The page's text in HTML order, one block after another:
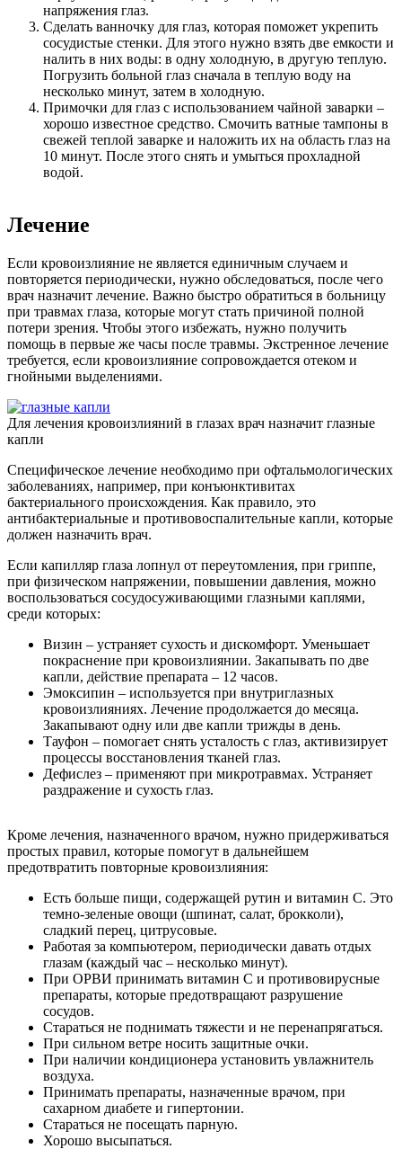
напряжения глаз.
Сделать ванночку для глаз, которая поможет укрепить
сосудистые стенки. Для этого нужно взять две емкости и
налить в них воды: в одну холодную, в другую теплую.
Погрузить больной глаз сначала в теплую воду на
несколько минут, затем в холодную.
Примочки для глаз с использованием чайной заварки –
хорошо известное средство. Смочить ватные тампоны в
свежей теплой заварке и наложить их на область глаз на
10 минут. После этого снять и умыться прохладной
водой.
Лечение
Если кровоизлияние не является единичным случаем и
повторяется периодически, нужно обследоваться, после чего
врач назначит лечение. Важно быстро обратиться в больницу
при травмах глаза, которые могут стать причиной полной
потери зрения. Чтобы этого избежать, нужно получить
помощь в первые же часы после травмы. Экстренное лечение
требуется, если кровоизлияние сопровождается отеком и
гнойными выделениями.
Для лечения кровоизлияний в глазах врач назначит глазные
капли
Специфическое лечение необходимо при офтальмологических
заболеваниях, например, при конъюнктивитах
бактериального происхождения. Как правило, это
антибактериальные и противовоспалительные капли, которые
должен назначить врач.
Если капилляр глаза лопнул от переутомления, при гриппе,
при физическом напряжении, повышении давления, можно
воспользоваться сосудосуживающими глазными каплями,
среди которых:
Визин – устраняет сухость и дискомфорт. Уменьшает
покраснение при кровоизлиянии. Закапывать по две
капли, действие препарата – 12 часов.
Эмоксипин – используется при внутриглазных
кровоизлияниях. Лечение продолжается до месяца.
Закапывают одну или две капли трижды в день.
Тауфон – помогает снять усталость с глаз, активизирует
процессы восстановления тканей глаз.
Дефислез – применяют при микротравмах. Устраняет
раздражение и сухость глаз.
Кроме лечения, назначенного врачом, нужно придерживаться
простых правил, которые помогут в дальнейшем
предотвратить повторные кровоизлияния:
Есть больше пищи, содержащей рутин и витамин C. Это
темно-зеленые овощи (шпинат, салат, брокколи),
сладкий перец, цитрусовые.
Работая за компьютером, периодически давать отдых
глазам (каждый час – несколько минут).
При ОРВИ принимать витамин С и противовирусные
препараты, которые предотвращают разрушение
сосудов.
Стараться не поднимать тяжести и не перенапрягаться.
При сильном ветре носить защитные очки.
При наличии кондиционера установить увлажнитель
воздуха.
Принимать препараты, назначенные врачом, при
сахарном диабете и гипертонии.
Стараться не посещать парную.
Хорошо высыпаться.